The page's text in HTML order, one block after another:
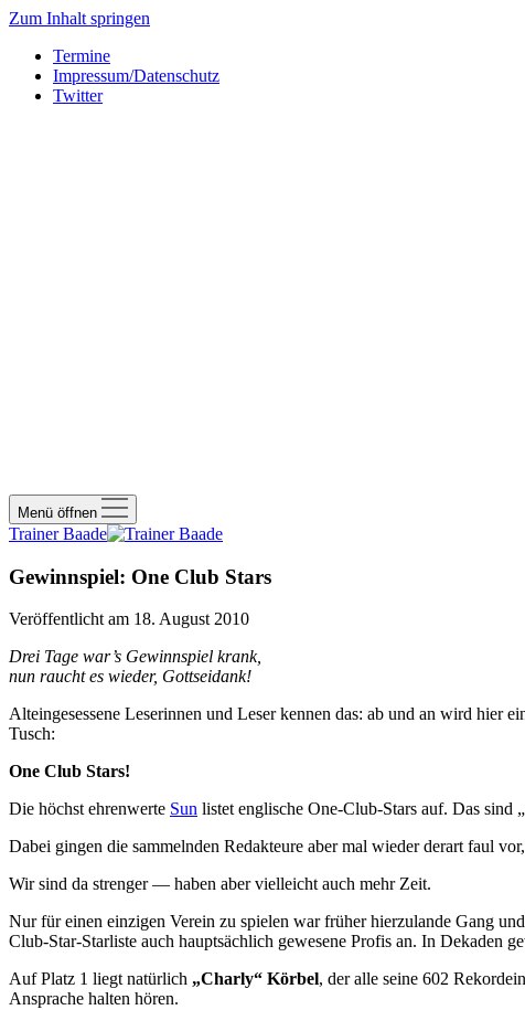
Zum Inhalt springen
Termine
Impressum/Datenschutz
Twitter
Menü öffnen
Trainer Baade
Gewinnspiel: One Club Stars
Veröffentlicht am 18. August 2010
Drei Tage war’s Gewinnspiel krank,
nun raucht es wieder, Gottseidank!
Alteingesessene Leserinnen und Leser kennen das: ab und an wird hier
Tusch:
One Club Stars!
Die höchst ehrenwerte Sun listet englische One-Club-Stars auf. Das sind
Dabei gingen die sammelnden Redakteure aber mal wieder derart faul
Wir sind da strenger — haben aber vielleicht auch mehr Zeit.
Nur für einen einzigen Verein zu spielen war früher hierzulande Gang
Club-Star-Starliste auch hauptsächlich gewesene Profis an. In Dekaden
Auf Platz 1 liegt natürlich „Charly“ Körbel, der alle seine 602
Ansprache halten hören.